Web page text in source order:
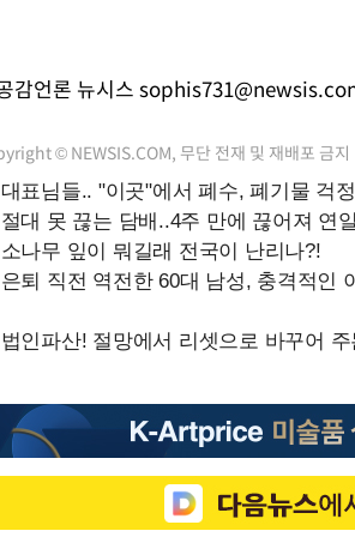
감언론 뉴시스
© NEWSIS.COM, 무단 전재 및 재배포 금지